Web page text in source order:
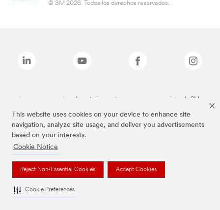
This website uses cookies on your device to enhance site
navigation, analyze site usage, and deliver you advertisements
based on your interests.
Cookie Notice
Reject Non-Essential Cookies Accept Cookies
Cookie Preferences
© 3M 2026. Todos los derechos reservados..
Las marcas mencionadas anteriormente son marcas comerciales de 3M.